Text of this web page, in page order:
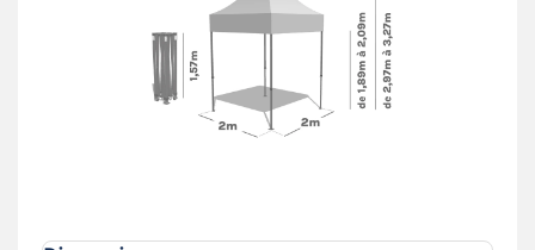
Ce barnum pliant bénéficie d’unexcellent rapport
Il vous suivra dans toutes vos
compétitions : auto, moto, kart, enduro, motocross…
Les stands racing paddocks'assemblent, se modulent
et s'adaptent à tous vos besoins
optimalecontre les intempéries.